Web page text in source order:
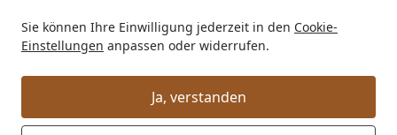
Sie können Ihre Einwilligung jederzeit in den Cookie-
Einstellungen anpassen oder widerrufen.
Ja, verstanden